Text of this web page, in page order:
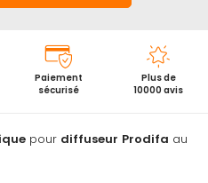
pour diffuseur Prodifa au
Paiement
sécurisé
Plus de
10000 avis